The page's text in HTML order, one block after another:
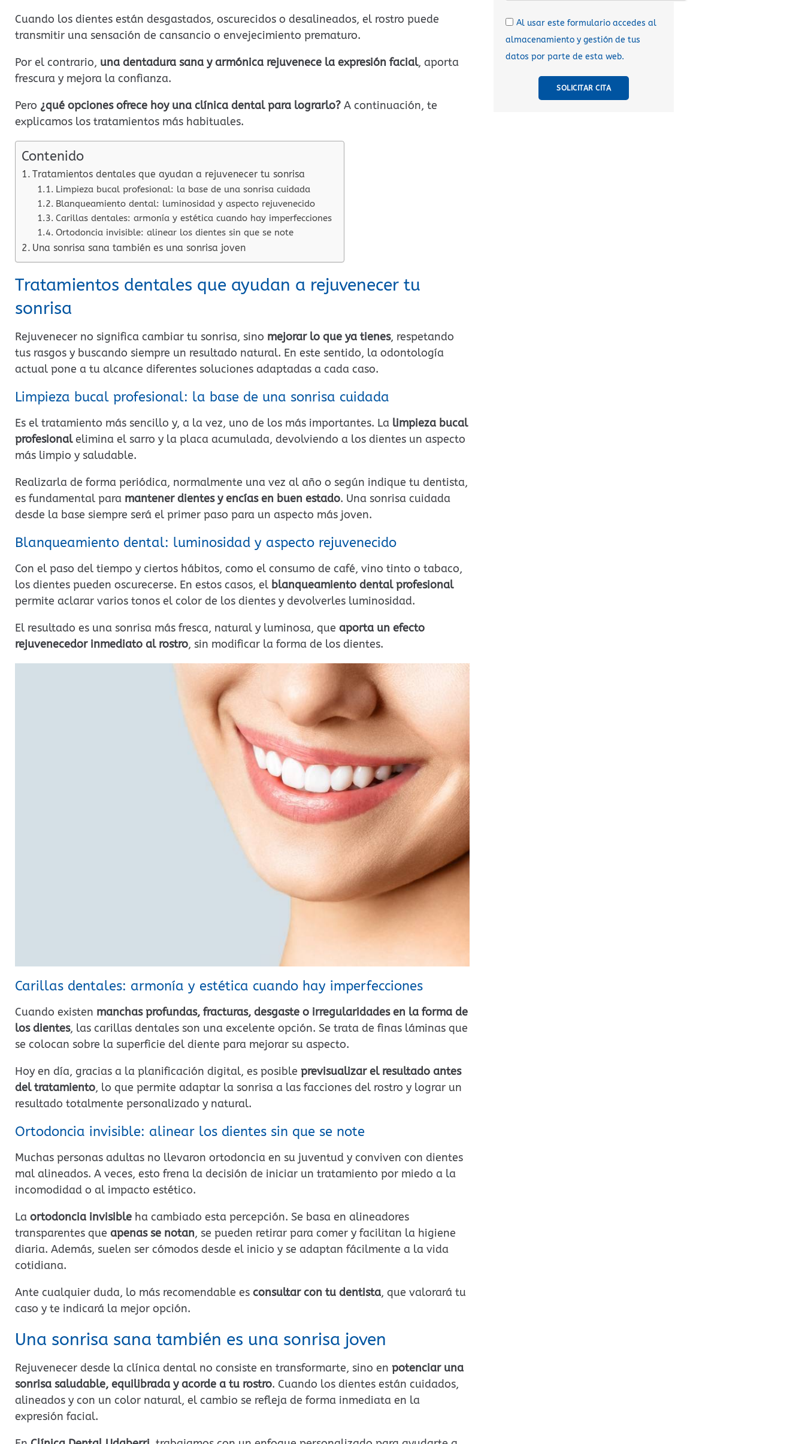
Cuando los dientes están desgastados, oscurecidos o desalineados, el rostro puede
transmitir una sensación de cansancio o envejecimiento prematuro.
Por el contrario, una dentadura sana y armónica rejuvenece la expresión facial, aporta
frescura y mejora la confianza.
Pero ¿qué opciones ofrece hoy una clínica dental para lograrlo? A continuación, te
explicamos los tratamientos más habituales.
Contenido
Tratamientos dentales que ayudan a rejuvenecer tu sonrisa
Limpieza bucal profesional: la base de una sonrisa cuidada
Blanqueamiento dental: luminosidad y aspecto rejuvenecido
Carillas dentales: armonía y estética cuando hay imperfecciones
Ortodoncia invisible: alinear los dientes sin que se note
Una sonrisa sana también es una sonrisa joven
Tratamientos dentales que ayudan a rejuvenecer tu
sonrisa
Rejuvenecer no significa cambiar tu sonrisa, sino mejorar lo que ya tienes, respetando
tus rasgos y buscando siempre un resultado natural. En este sentido, la odontología
actual pone a tu alcance diferentes soluciones adaptadas a cada caso.
Limpieza bucal profesional: la base de una sonrisa cuidada
Es el tratamiento más sencillo y, a la vez, uno de los más importantes. La limpieza bucal
profesionalelimina el sarro y la placa acumulada, devolviendo a los dientes un aspecto
más limpio y saludable.
Realizarla de forma periódica, normalmente una vez al año o según indique tu dentista,
es fundamental para mantener dientes y encías en buen estado. Una sonrisa cuidada
desde la base siempre será el primer paso para un aspecto más joven.
Blanqueamiento dental: luminosidad y aspecto rejuvenecido
Con el paso del tiempo y ciertos hábitos, como el consumo de café, vino tinto o tabaco,
los dientes pueden oscurecerse. En estos casos, el blanqueamiento dental profesional
permite aclarar varios tonos el color de los dientes y devolverles luminosidad.
El resultado es una sonrisa más fresca, natural y luminosa, que aporta un efecto
rejuvenecedor inmediato al rostro, sin modificar la forma de los dientes.
Carillas dentales: armonía y estética cuando hay imperfecciones
Cuando existen manchas profundas, fracturas, desgaste o irregularidades en la forma de
los dientes, las carillas dentales son una excelente opción. Se trata de finas láminas que
se colocan sobre la superficie del diente para mejorar su aspecto.
Hoy en día, gracias a la planificación digital, es posible previsualizar el resultado antes
del tratamiento, lo que permite adaptar la sonrisa a las facciones del rostro y lograr un
resultado totalmente personalizado y natural.
Ortodoncia invisible: alinear los dientes sin que se note
Muchas personas adultas no llevaron ortodoncia en su juventud y conviven con dientes
mal alineados. A veces, esto frena la decisión de iniciar un tratamiento por miedo a la
incomodidad o al impacto estético.
La ortodoncia invisible ha cambiado esta percepción. Se basa en alineadores
transparentes que apenas se notan, se pueden retirar para comer y facilitan la higiene
diaria. Además, suelen ser cómodos desde el inicio y se adaptan fácilmente a la vida
cotidiana.
Ante cualquier duda, lo más recomendable es consultar con tu dentista, que valorará tu
caso y te indicará la mejor opción.
Una sonrisa sana también es una sonrisa joven
Rejuvenecer desde la clínica dental no consiste en transformarte, sino en potenciar una
sonrisa saludable, equilibrada y acorde a tu rostro. Cuando los dientes están cuidados,
alineados y con un color natural, el cambio se refleja de forma inmediata en la
expresión facial.
Al usar este formulario accedes al
almacenamiento y gestión de tus
datos por parte de esta web.
SOLICITAR CITA